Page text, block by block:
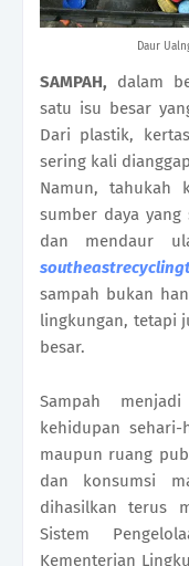
Daur
SAMPAH, dalam
satu isu besar
Dari plastik,
sering kali
Namun, tahukah
sumber daya
dan mendaur
sampah bukan
lingkungan, tetapi
besar.
Sampah
kehidupan
maupun ruang
dan konsumsi
dihasilkan terus
Sistem
Kementerian